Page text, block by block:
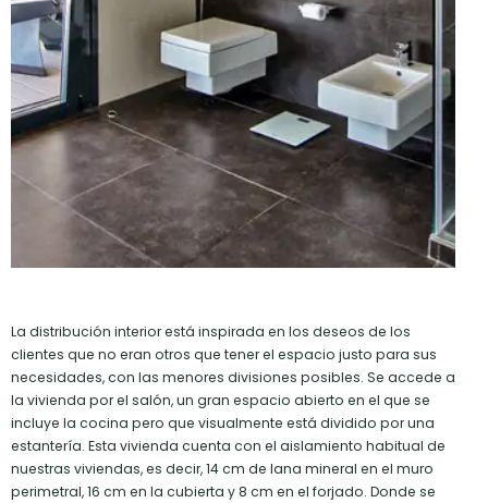
La distribución interior está inspirada en los deseos de los
clientes que no eran otros que tener el espacio justo para sus
necesidades, con las menores divisiones posibles. Se accede a
la vivienda por el salón, un gran espacio abierto en el que se
incluye la cocina pero que visualmente está dividido por una
estantería. Esta vivienda cuenta con el aislamiento habitual de
nuestras viviendas, es decir, 14 cm de lana mineral en el muro
perimetral, 16 cm en la cubierta y 8 cm en el forjado. Donde se